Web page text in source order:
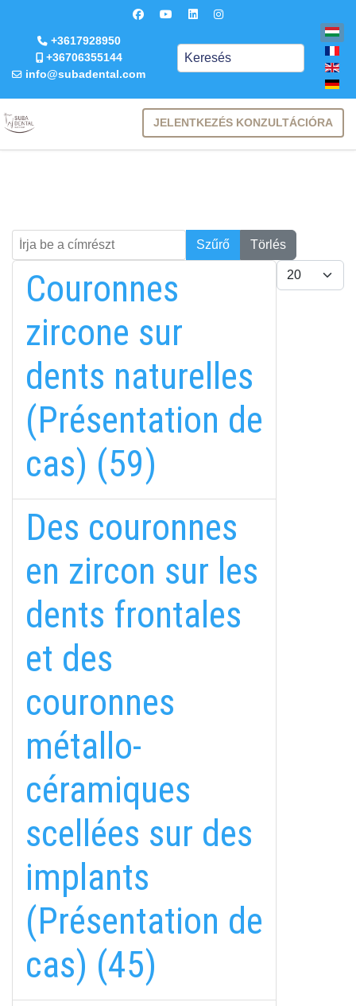
Keresés
+3617928950
+36706355144
info@subadental.com
JELENTKEZÉS KONZULTÁCIÓRA
Írja be a címrészt
Keresés Szűrő
Törlés
Tételek #
Couronnes
zircone sur
dents naturelles
(Présentation de
cas) (59)
Des couronnes
en zircon sur les
dents frontales
et des
couronnes
métallo-
céramiques
scellées sur des
implants
(Présentation de
cas) (45)